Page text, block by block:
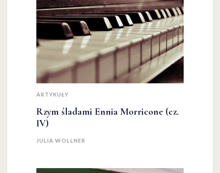
ARTYKUŁY
Rzym śladami Ennia Morricone (cz.
IV)
JULIA WOLLNER